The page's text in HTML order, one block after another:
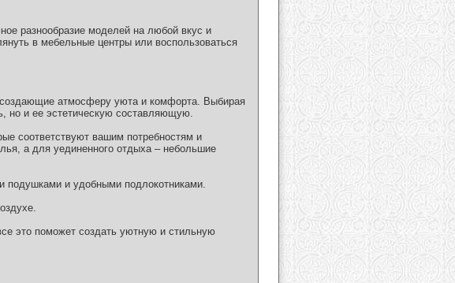
разнообразие моделей на любой вкус и
в мебельные центры или воспользоваться
атмосферу уюта и комфорта. Выбирая
но и ее эстетическую составляющую.
соответствуют вашим потребностям и
а для уединенного отдыха – небольшие
подушками и удобными подлокотниками.
это поможет создать уютную и стильную